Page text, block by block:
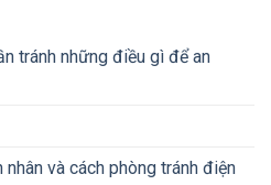
tránh những điều gì để an
và cách phòng tránh điện